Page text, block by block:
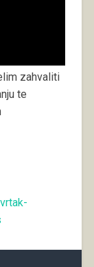
zahvaliti
te